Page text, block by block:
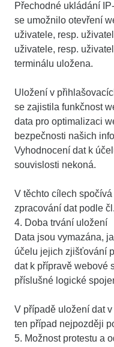
Přechodné ukládání
se umožnilo otevření
uživatele, resp.
uživatele, resp.
terminálu uložena.
Uložení v
se zajistila funkčnost
data pro optimalizaci
bezpečnosti našich
Vyhodnocení dat k
souvislosti nekoná.
V těchto cílech
zpracování dat podle
4. Doba trvání uložení
Data jsou vymazána,
účelu jejich zjišťování
dat k přípravě webové
příslušné logické
V případě uložení dat
ten případ nejpozději
5. Možnost protestu a